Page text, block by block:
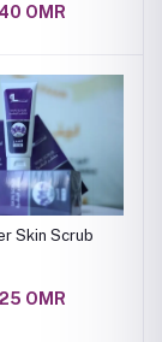
OMR
Skin Scrub
OMR